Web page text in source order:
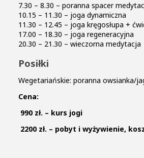
7.30 – 8.30 – poranna spacer
10.15 – 11.30 – joga dynamiczna
11.30 – 12.45 – joga kręgosłupa +
17.00 – 18.30 – joga regeneracyjna
20.30 – 21.30 – wieczorna medytacja
Posiłki
Wegetariańskie: poranna owsianka/
Cena:
990 zł. – kurs jogi
2200 zł. – pobyt i wyżywienie,